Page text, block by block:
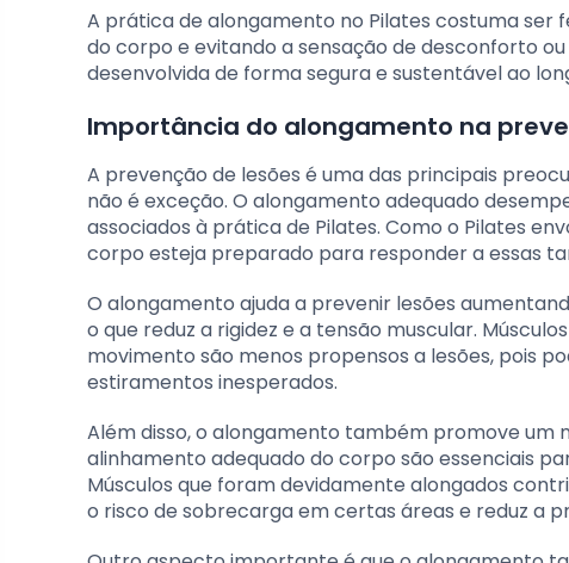
A prática de alongamento no Pilates costuma ser
do corpo e evitando a sensação de desconforto
desenvolvida de forma segura e sustentável ao
Importância do alongamento na
A prevenção de lesões é uma das principais
não é exceção. O alongamento adequado
associados à prática de Pilates. Como o Pilates
corpo esteja preparado para responder a essas
O alongamento ajuda a prevenir lesões
o que reduz a rigidez e a tensão muscular.
movimento são menos propensos a lesões, pois
estiramentos inesperados.
Além disso, o alongamento também promove
alinhamento adequado do corpo são essenciais
Músculos que foram devidamente alongados
o risco de sobrecarga em certas áreas e reduz a